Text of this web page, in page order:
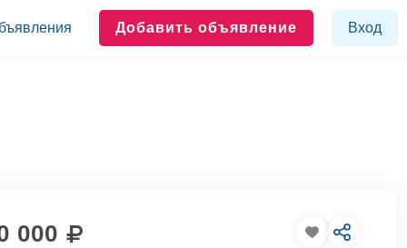
Добавить объявление Вход
000